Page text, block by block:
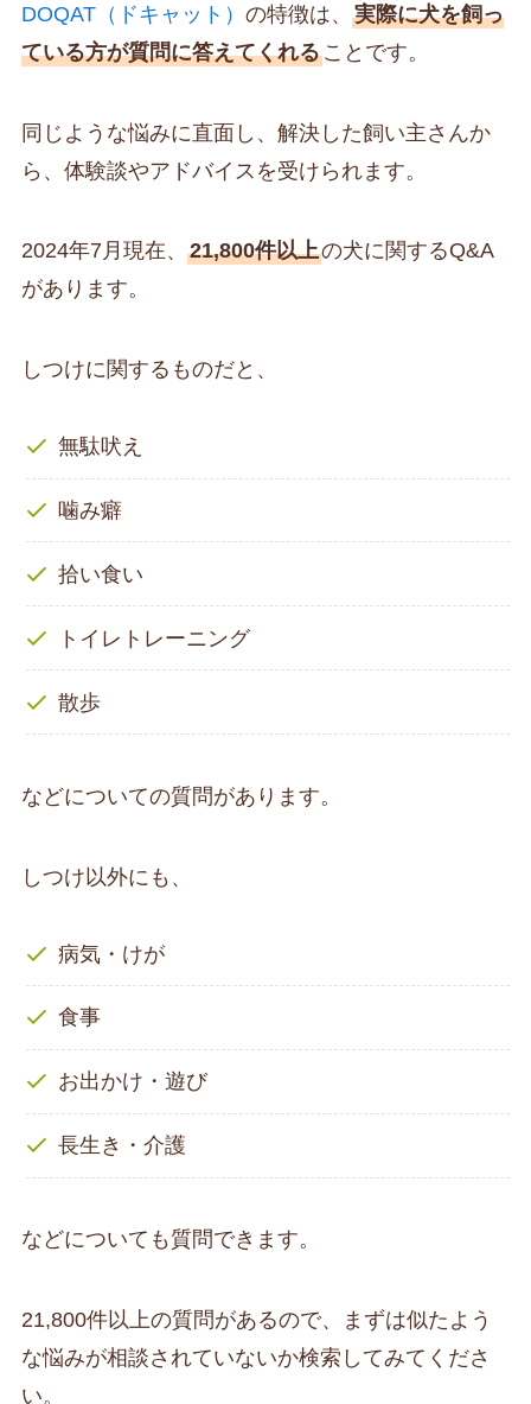
DOQAT（ドキャット） の特徴は、 実際に犬を飼っ
ている方が質問に答えてくれることです。
同じような悩みに直面し、解決した飼い主さんか
ら、体験談やアドバイスを受けられます。
2024年7月現在、 21,800件以上の犬に関するQ&A
があります。
しつけに関するものだと、
無駄吠え
噛み癖
拾い食い
トイレトレーニング
散歩
などについての質問があります。
しつけ以外にも、
病気・けが
食事
お出かけ・遊び
長生き・介護
などについても質問できます。
21,800件以上の質問があるので、まずは似たよう
な悩みが相談されていないか検索してみてくださ
い。